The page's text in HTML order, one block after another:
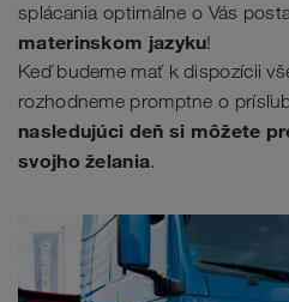
splácania optimálne o Vás
materinskom jazyku!
Keď budeme mať k dispozícii
rozhodneme promptne o
nasledujúci deň si môžete
svojho želania.